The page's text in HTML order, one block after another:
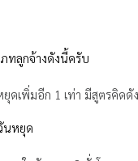
ทลูกจ้างดังนี้ครับ
ยุดเพิ่มอีก 1 เท่า มีสูตรคิดดั
นหยุด